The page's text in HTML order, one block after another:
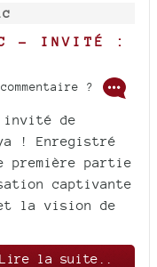
- INVITÉ :
?
invité de
! Enregistré
première partie
captivante
la vision de
Lire la suite..